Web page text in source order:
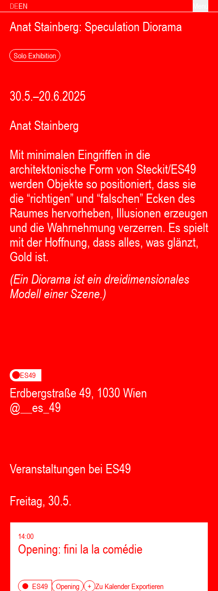
Zum Inhalt springen
DEEN
Anat Stainberg: Speculation Diorama
Solo Exhibition
30.5.–20.6.2025
Anat Stainberg
Mit minimalen Eingriffen in die
architektonische Form von Steckit/ES49
werden Objekte so positioniert, dass sie
die “richtigen” und “falschen” Ecken des
Raumes hervorheben, Illusionen erzeugen
und die Wahrnehmung verzerren. Es spielt
mit der Hoffnung, dass alles, was glänzt,
Gold ist.
(Ein Diorama ist ein dreidimensionales
Modell einer Szene.)
ES49
Erdbergstraße 49, 1030 Wien
@__es_49
Veranstaltungen bei ES49
Freitag, 30.5.
14:00
Opening: fini la la comédie
ES49 Opening + Zu Kalender Exportieren